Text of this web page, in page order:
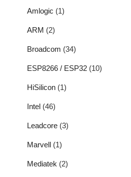
Amlogic (1)
ARM (2)
Broadcom (34)
ESP8266 / ESP32 (10)
HiSilicon (1)
Intel (46)
Leadcore (3)
Marvell (1)
Mediatek (2)